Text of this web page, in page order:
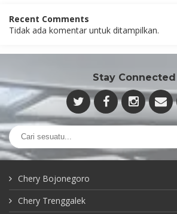
Recent Comments
Tidak ada komentar untuk ditampilkan.
Stay Connected
Chery Bojonegoro
Chery Trenggalek